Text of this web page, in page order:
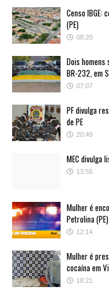
Censo IBGE:
(PE)
08:20
Dois homens
BR-232, em
07:07
PF divulga
de PE
20:49
MEC divulga
13:55
Mulher é
Petrolina (PE)
12:14
Mulher é
cocaína em
18:21